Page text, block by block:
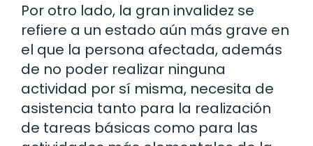
Por otro lado, la gran invalidez se
refiere a un estado aún más grave en
el que la persona afectada, además
de no poder realizar ninguna
actividad por sí misma, necesita de
asistencia tanto para la realización
de tareas básicas como para las